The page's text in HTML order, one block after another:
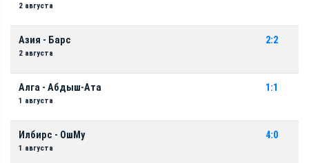
2 августа
Азия - Барс
2 августа
2:2
Алга - Абдыш-Ата
1 августа
1:1
Илбирс - ОшМу
1 августа
4:0